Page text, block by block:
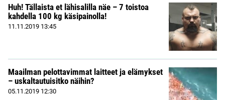
Huh! Tällaista et lähisalilla näe – 7 toistoa
kahdella 100 kg käsipainolla!
11.11.2019 13:45
Maailman pelottavimmat laitteet ja elämykset
– uskaltautuisitko näihin?
05.11.2019 12:30